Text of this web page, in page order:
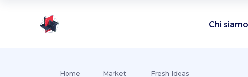
Chi siamo
Home Market Fresh Ideas